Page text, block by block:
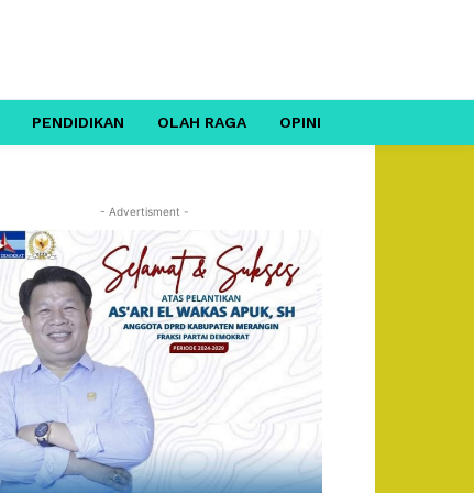
PENDIDIKAN OLAH RAGA OPINI
- Advertisment -